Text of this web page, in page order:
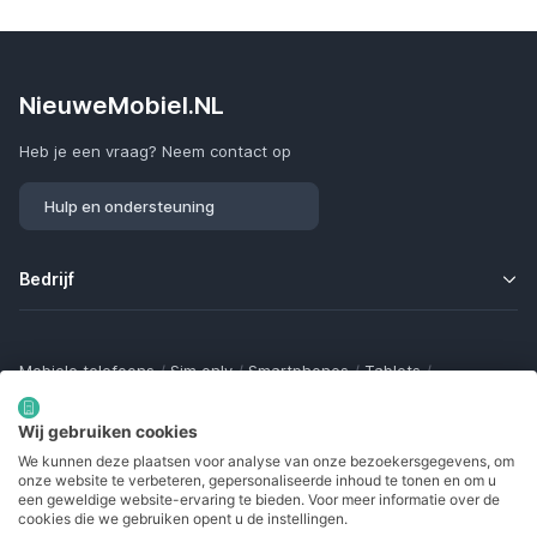
NieuweMobiel.NL
Heb je een vraag? Neem contact op
Hulp en ondersteuning
Bedrijf
Mobiele telefoons / Sim only / Smartphones / Tablets /
Smartwatches
Bluetooth trackers / Opladers
Samsung Galaxy
Gamingtelefoons / Foldables / Robuuste telefoons /
Seniorentelefoons / Waterdichte telefoons / Refurbished
Wij gebruiken cookies
We kunnen deze plaatsen voor analyse van onze bezoekersgegevens, om
onze website te verbeteren, gepersonaliseerde inhoud te tonen en om u
een geweldige website-ervaring te bieden. Voor meer informatie over de
cookies die we gebruiken opent u de instellingen.